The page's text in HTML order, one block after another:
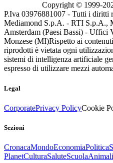
Copyright © 1999-
P.Iva 03976881007 - Tutti i diritti
Mediamond S.p.A. - RTI S.p.A.,
Amsterdam (Paesi Bassi) - Uffici
Monzese (MI)Rispetto ai
riprodotti è vietata ogni
sistemi di intelligenza artificiale
espresso di utilizzare mezzi
Legal
CorporatePrivacy PolicyCookie
Sezioni
CronacaMondoEconomiaPolitica
PlanetCulturaSaluteScuolaAnimali